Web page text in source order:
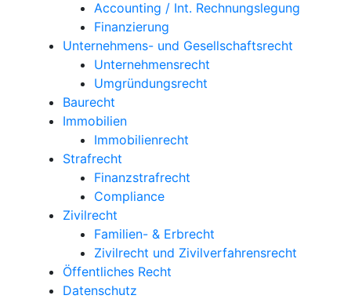
Accounting / Int. Rechnungslegung
Finanzierung
Unternehmens- und Gesellschaftsrecht
Unternehmensrecht
Umgründungsrecht
Baurecht
Immobilien
Immobilienrecht
Strafrecht
Finanzstrafrecht
Compliance
Zivilrecht
Familien- & Erbrecht
Zivilrecht und Zivilverfahrensrecht
Öffentliches Recht
Datenschutz